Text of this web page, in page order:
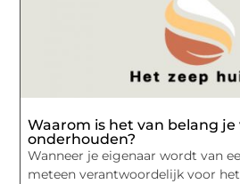
Waarom is het van belang
onderhouden?
Wanneer je eigenaar wordt van
meteen verantwoordelijk voor